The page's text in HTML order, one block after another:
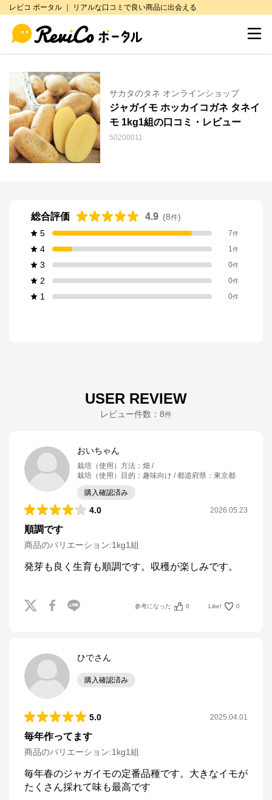
レビコ ポータル ｜ リアルな口コミで良い商品に出会える
サカタのタネ オンラインショップ
ジャガイモ ホッカイコガネ タネイ
モ 1kg1組の口コミ・レビュー
50200011
総合評価 4.9 (8件)
5
7件
4 1件
3 0件
2 0件
1 0件
USER REVIEW
レビュー件数： 8件
おいちゃん
栽培（使用）方法 ： 畑
栽培（使用）目的 ： 趣味向け 都道府県 ： 東京都
購入確認済み
4.0 2026.05.23
順調です
商品のバリエーション:1kg1組
発芽も良く生育も順調です。収穫が楽しみです。
参考になった 0 Like! 0
ひでさん
購入確認済み
5.0 2025.04.01
毎年作ってます
商品のバリエーション:1kg1組
毎年春のジャガイモの定番品種です。大きなイモが
たくさん採れて味も最高です